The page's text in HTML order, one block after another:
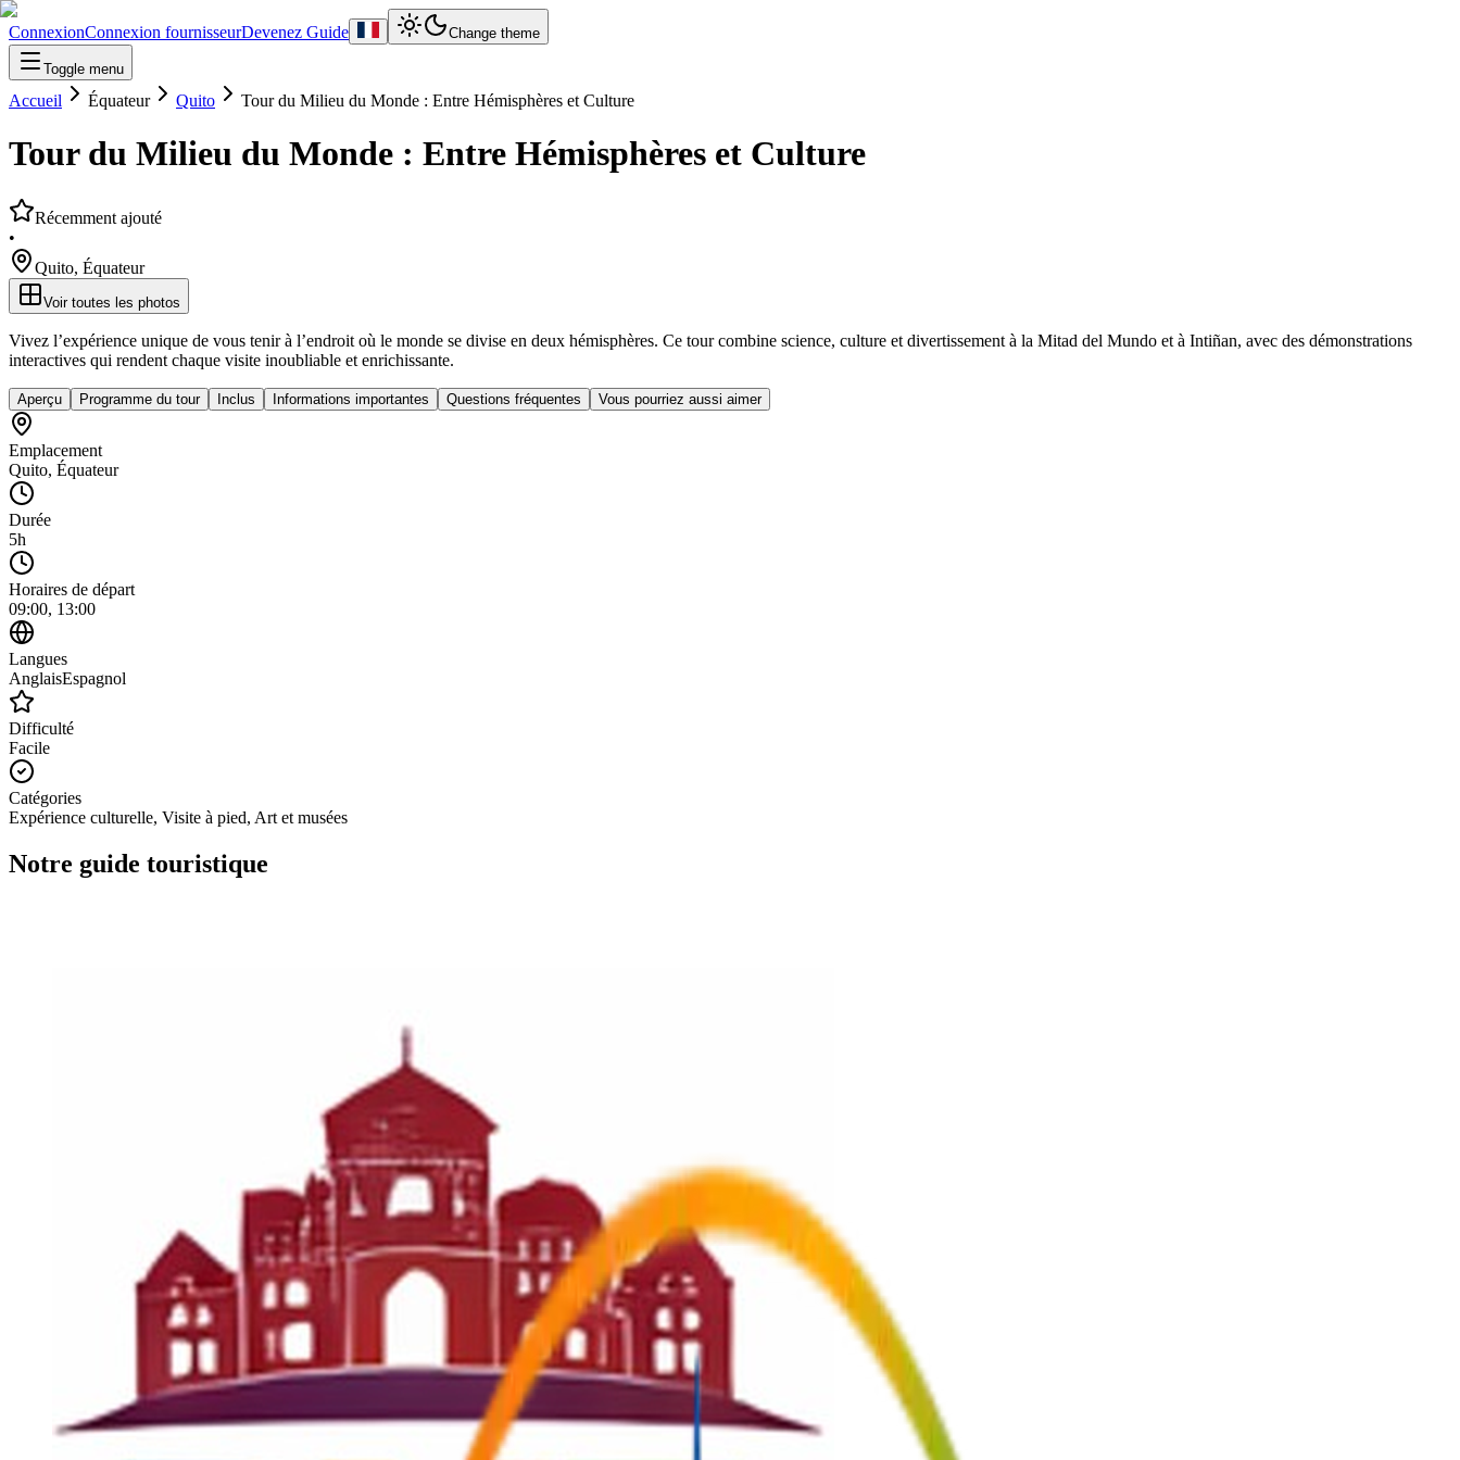
ConnexionConnexion fournisseurDevenez Guide Change theme
Toggle menu
Accueil Équateur Quito Tour du Milieu du Monde : Entre Hémisphères et Culture
Tour du Milieu du Monde : Entre Hémisphères et Culture
Récemment ajouté
•
Quito, Équateur
Voir toutes les photos
Vivez l’expérience unique de vous tenir à l’endroit où le monde se divise en deux hémisphères. Ce tour combine science, culture et divertissement à la Mitad del Mundo et à Intiñan, avec des démonstrations
interactives qui rendent chaque visite inoubliable et enrichissante.
Aperçu Programme du tour Inclus Informations importantes Questions fréquentes Vous pourriez aussi aimer
Emplacement
Quito, Équateur
Durée
5h
Horaires de départ
09:00, 13:00
Langues
AnglaisEspagnol
Difficulté
Facile
Catégories
Expérience culturelle, Visite à pied, Art et musées
Notre guide touristique